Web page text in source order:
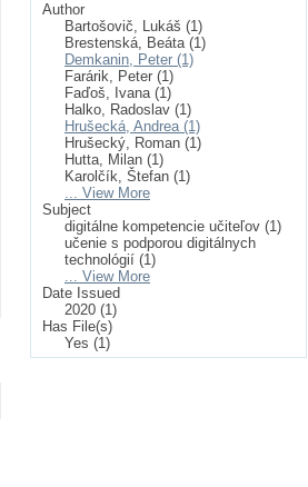
Author
Bartošovič, Lukáš (1)
Brestenská, Beáta (1)
Demkanin, Peter (1)
Farárik, Peter (1)
Faďoš, Ivana (1)
Halko, Radoslav (1)
Hrušecká, Andrea (1)
Hrušecký, Roman (1)
Hutta, Milan (1)
Karolčík, Štefan (1)
... View More
Subject
digitálne kompetencie učiteľov (1)
učenie s podporou digitálnych
technológií (1)
... View More
Date Issued
2020 (1)
Has File(s)
Yes (1)